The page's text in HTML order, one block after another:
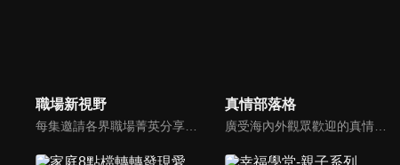
職場新視野 真情部落格
廣受海內外觀眾歡迎的真情部落格，是以見證故事為主軸的訪談節目，由知名主播夏嘉璐主持，莊信德牧師、黃國倫牧師回應，來賓在節目中自在的暢談自己的生命歷程，這些最真實的生命見證也幫助許多人走出低谷。